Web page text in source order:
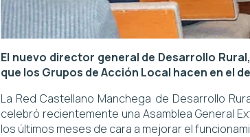
El nuevo director general de Desarrollo
que los Grupos de Acción Local hacen en el
La Red Castellano Manchega de Desarrollo
celebró recientemente una Asamblea General
los últimos meses de cara a mejorar el